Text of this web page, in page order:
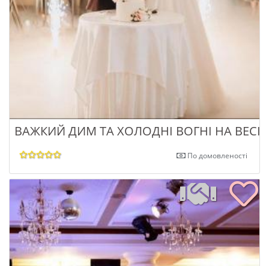
ВАЖКИЙ ДИМ ТА ХОЛОДНІ ВОГНІ НА
По домовленості